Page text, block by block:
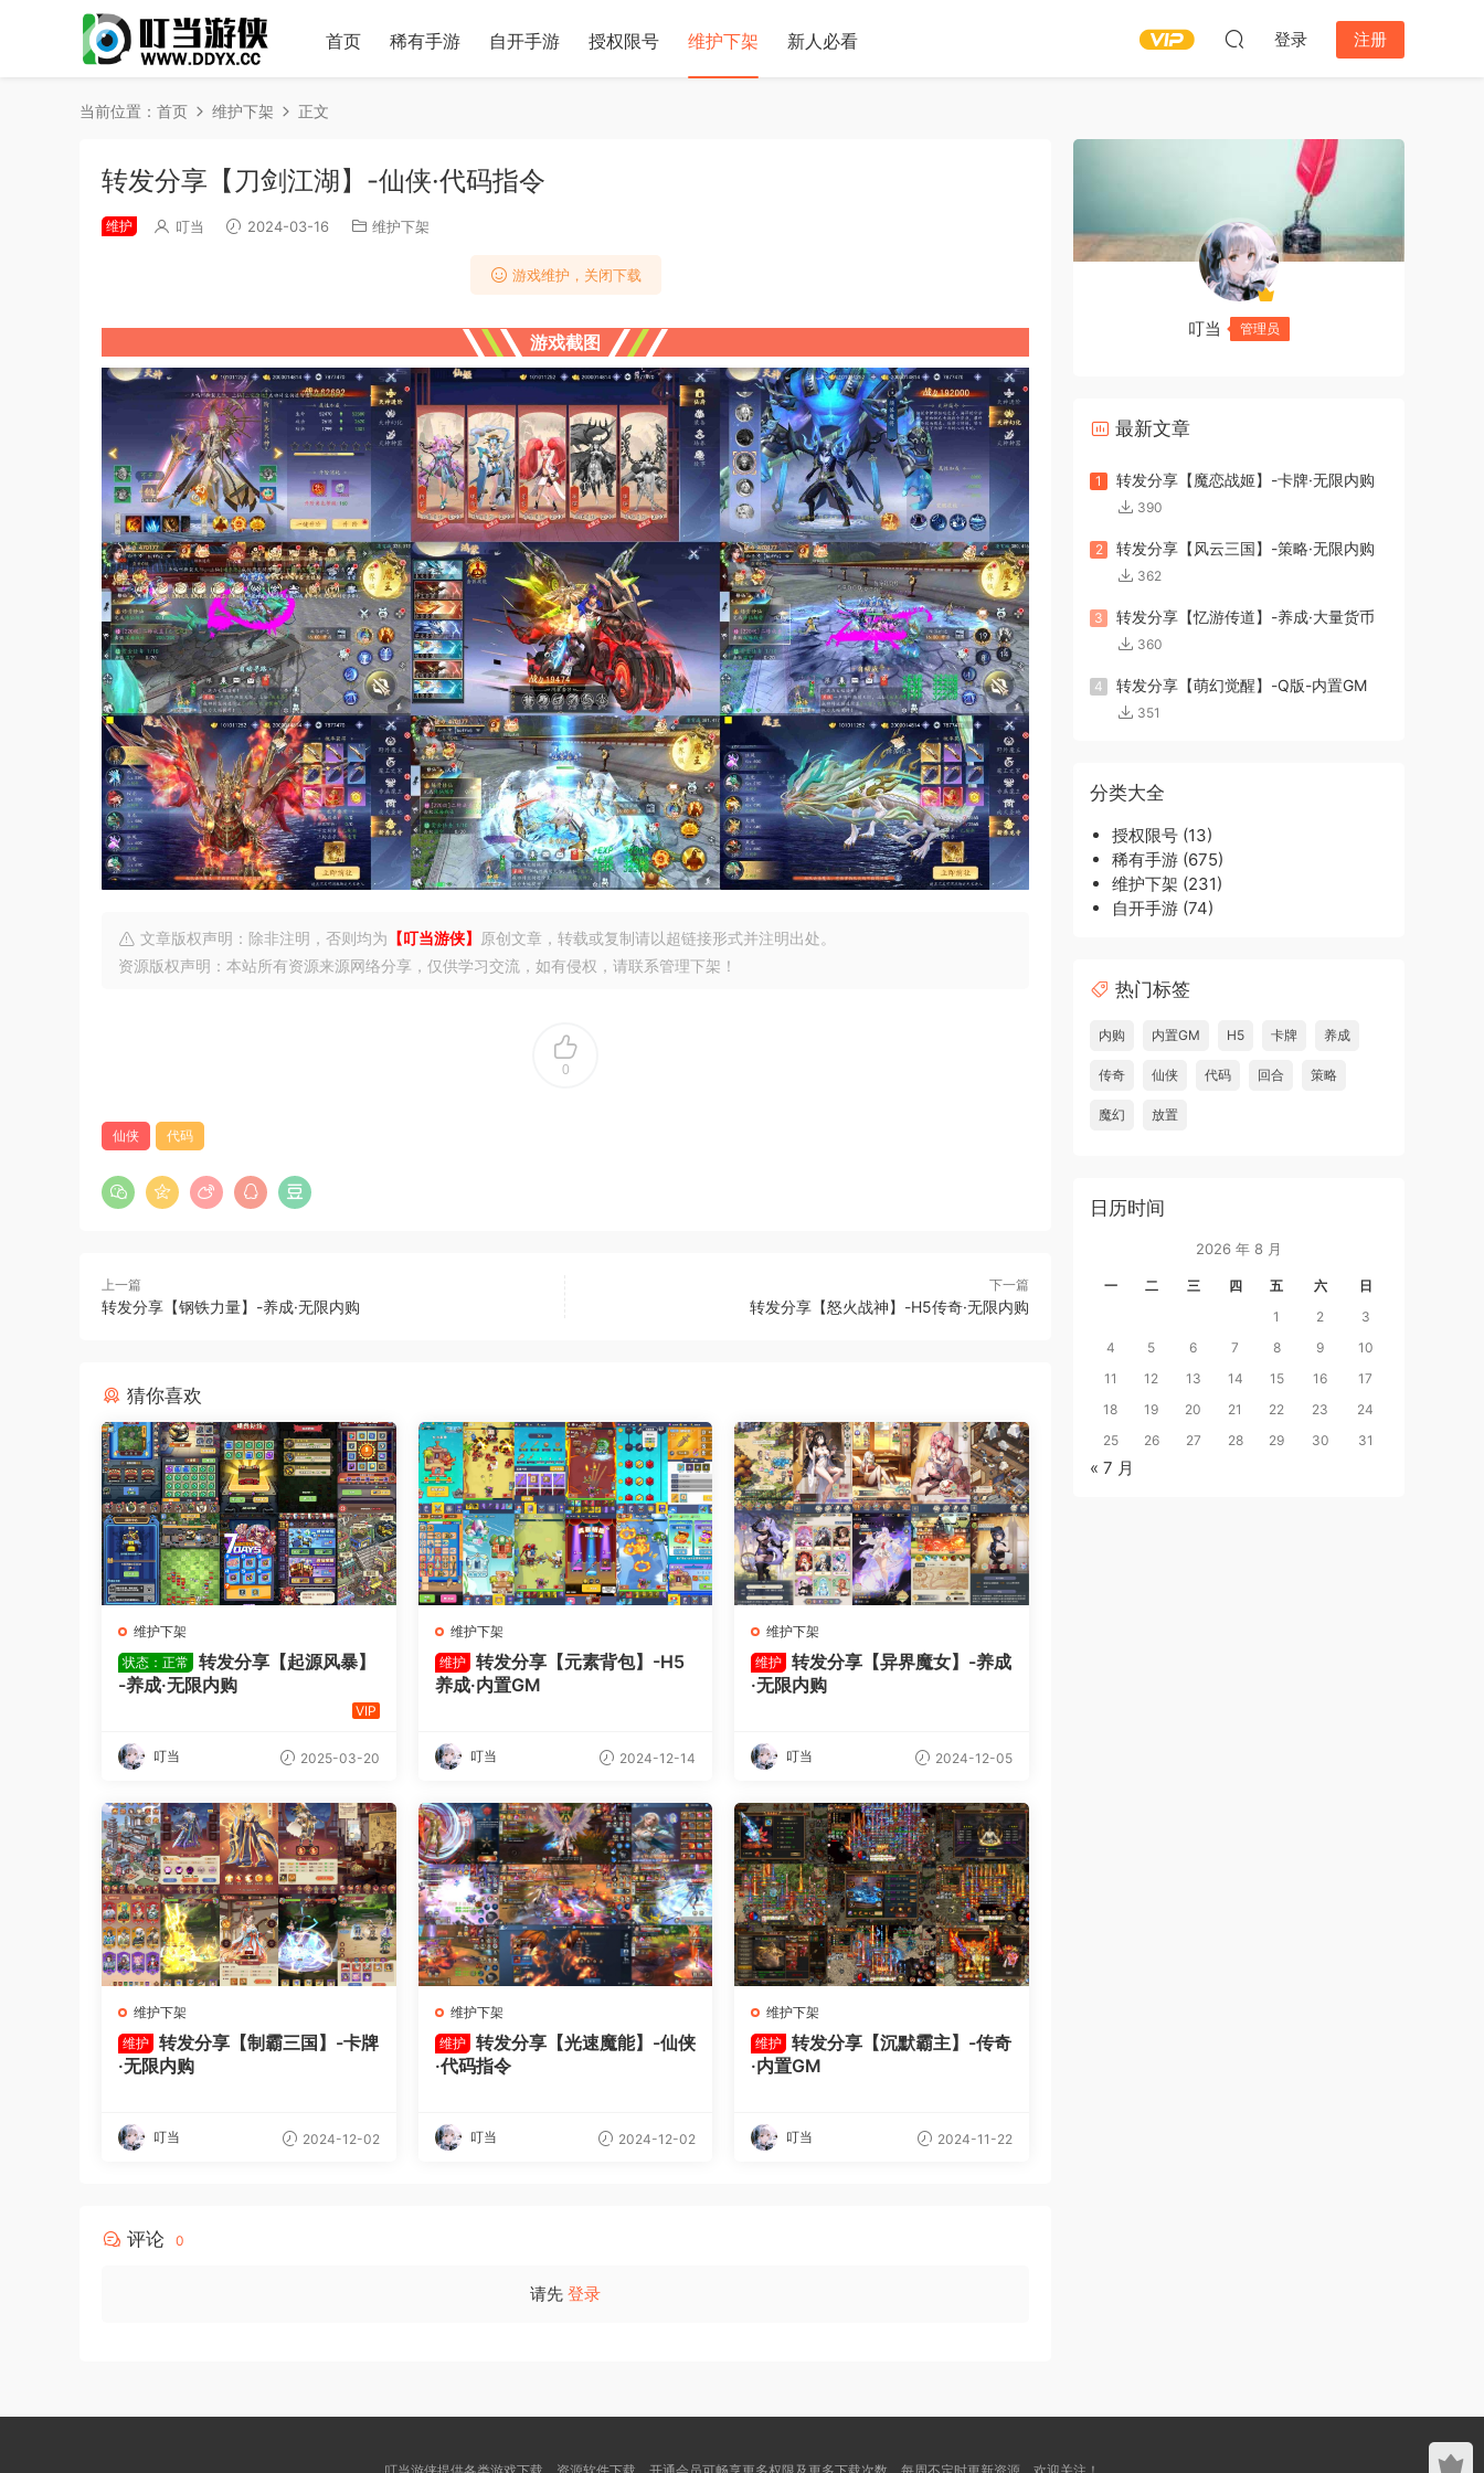
首页 稀有手游 自开手游 授权限号 维护下架 新人必看 登录 注册
当前位置： 首页 维护下架 正文
转发分享【刀剑江湖】-仙侠·代码指令
维护 叮当 2024-03-16 维护下架
游戏维护，关闭下载
游戏截图
文章版权声明：除非注明，否则均为 【叮当游侠】
原创文章，转载或复制请以超链接形式并注明出处。
资源版权声明：本站所有资源来源网络分享，仅供学习交流，如有侵权，请联系管理下架！
0
仙侠 代码
上一篇
转发分享【钢铁力量】-养成·无限内购
下一篇
转发分享【怒火战神】-H5传奇·无限内购
猜你喜欢
维护下架
状态：正常
转发分享【起源风暴】
-养成·无限内购
VIP
叮当 2025-03-20
维护下架
维护
转发分享【元素背包】-H5
养成·内置GM
叮当 2024-12-14
维护下架
维护
转发分享【异界魔女】-养成
·无限内购
叮当 2024-12-05
维护下架
维护 转发分享【制霸三国】-卡牌
·无限内购
叮当 2024-12-02
维护下架
维护
转发分享【光速魔能】-仙侠
·代码指令
叮当 2024-12-02
维护下架
维护
转发分享【沉默霸主】-传奇
·内置GM
叮当 2024-11-22
评论 0
请先 登录
叮当 管理员
最新文章
1 转发分享【魔恋战姬】-卡牌·无限内购
390
2 转发分享【风云三国】-策略·无限内购
362
3 转发分享【忆游传道】-养成·大量货币
360
4 转发分享【萌幻觉醒】-Q版-内置GM
351
分类大全
授权限号 (13)
稀有手游 (675)
维护下架 (231)
自开手游 (74)
热门标签
内购 内置GM H5 卡牌 养成
传奇 仙侠 代码 回合 策略
魔幻 放置
日历时间
2026 年 8 月
一 二 三 四 五 六
日
1
2
3
4
5 6 7 8 9
10
11
12 13 14 15 16
17
18
19 20 21 22 23
24
25
26 27 28 29 30 31
« 7 月
叮当游侠提供各类游戏下载，资源软件下载，开通会员可畅享更多权限及更多下载次数，每周不定时更新资源，欢迎关注！